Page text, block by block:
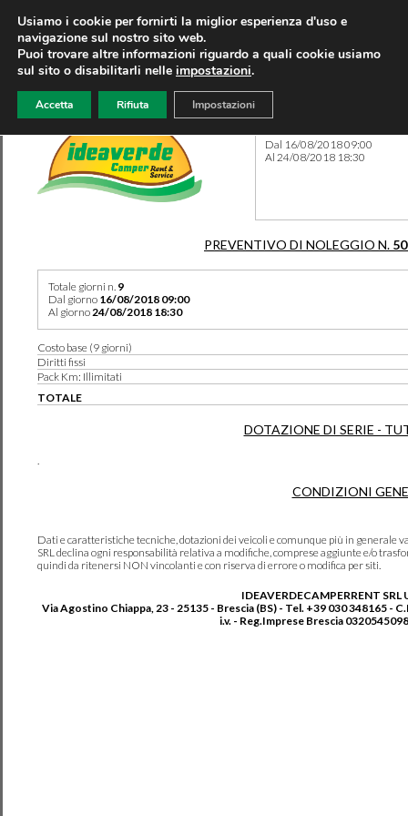
Dal 16/08/2018 09:00
Al 24/08/2018 18:30
PREVENTIVO DI NOLEGGIO N.
Totale giorni n. 9
Dal giorno 16/08/2018 09:00
Al giorno24/08/2018 18:30
Costo base (9 giorni)
Diritti fissi
Pack Km: Illimitati
TOTALE
DOTAZIONE DI SERIE -
.
CONDIZIONI
Dati e caratteristiche tecniche, dotazioni dei veicoli e comunque più in generale
SRL declina ogni responsabilità relativa a modifiche, comprese aggiunte e/o
quindi da ritenersi NON vincolanti e con riserva di errore o modifica per siti.
IDEAVERDECAMPERRENT SRL
Via Agostino Chiappa, 23 - 25135 - Brescia (BS) - Tel. +39 030 348165 -
i.v. - Reg.Imprese Brescia
Usiamo i cookie per fornirti la miglior esperienza d'uso e
navigazione sul nostro sito web.
Puoi trovare altre informazioni riguardo a quali cookie usiamo
sul sito o disabilitarli nelle impostazioni.
Accetta Rifiuta Impostazioni